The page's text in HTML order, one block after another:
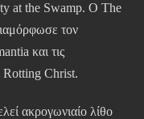
at the Swamp. Ο The
τον
και τις
Rotting Christ.
ακρογωνιαίο λίθο